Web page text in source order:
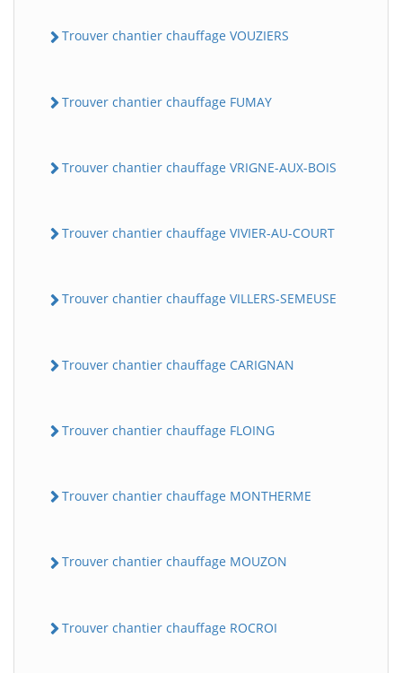
Trouver chantier chauffage VOUZIERS
Trouver chantier chauffage FUMAY
Trouver chantier chauffage VRIGNE-AUX-BOIS
Trouver chantier chauffage VIVIER-AU-COURT
Trouver chantier chauffage VILLERS-SEMEUSE
Trouver chantier chauffage CARIGNAN
Trouver chantier chauffage FLOING
Trouver chantier chauffage MONTHERME
Trouver chantier chauffage MOUZON
Trouver chantier chauffage ROCROI